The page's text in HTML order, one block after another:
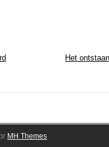
Het
MH Themes